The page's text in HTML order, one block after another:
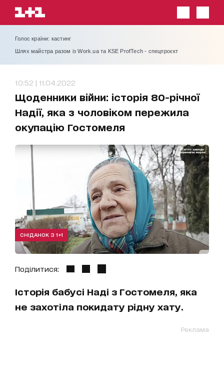
Голос країни: кастинг
Шлях майстра разом із Work.ua та KSE ProfTech - спецпроєкт
10:52 | 11.04.2022
Щоденники війни: історія 80-річної
Надії, яка з чоловіком пережила
окупацію Гостомеля
СНІДАНОК З 1+1
Поділитися:
Історія бабусі Наді з Гостомеля, яка
не захотіла покидату рідну хату.
Реклама